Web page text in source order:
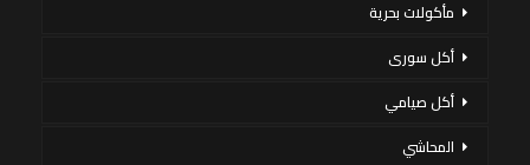
مأكولات بحرية
أكل سورى
أكل صيامي
المحاشي